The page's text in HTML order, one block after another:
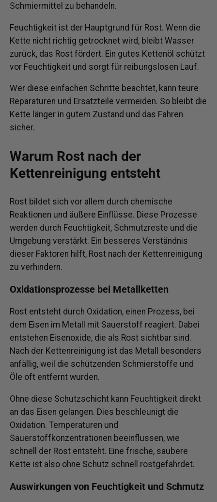
Schmiermittel zu behandeln.
Feuchtigkeit ist der Hauptgrund für Rost. Wenn die
Kette nicht richtig getrocknet wird, bleibt Wasser
zurück, das Rost fördert. Ein gutes Kettenöl schützt
vor Feuchtigkeit und sorgt für reibungslosen Lauf.
Wer diese einfachen Schritte beachtet, kann teure
Reparaturen und Ersatzteile vermeiden. So bleibt die
Kette länger in gutem Zustand und das Fahren
sicher.
Warum Rost nach der
Kettenreinigung entsteht
Rost bildet sich vor allem durch chemische
Reaktionen und äußere Einflüsse. Diese Prozesse
werden durch Feuchtigkeit, Schmutzreste und die
Umgebung verstärkt. Ein besseres Verständnis
dieser Faktoren hilft, Rost nach der Kettenreinigung
zu verhindern.
Oxidationsprozesse bei Metallketten
Rost entsteht durch Oxidation, einen Prozess, bei
dem Eisen im Metall mit Sauerstoff reagiert. Dabei
entstehen Eisenoxide, die als Rost sichtbar sind.
Nach der Kettenreinigung ist das Metall besonders
anfällig, weil die schützenden Schmierstoffe und
Öle oft entfernt wurden.
Ohne diese Schutzschicht kann Feuchtigkeit direkt
an das Eisen gelangen. Dies beschleunigt die
Oxidation. Temperaturen und
Sauerstoffkonzentrationen beeinflussen, wie
schnell der Rost entsteht. Eine frische, saubere
Kette ist also ohne Schutz schnell rostgefährdet.
Auswirkungen von Feuchtigkeit und Schmutz